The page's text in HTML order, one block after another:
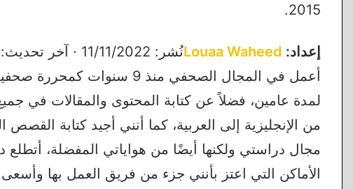
2015.
إعداد: Louaa Waheedنُشر: 11/11/2022 · آخر تحديث: 15/11/2023
أعمل في المجال الصحفي منذ
لمدة عامين، فضلاً عن كتابة المحتوى والمقالات في
من الإنجليزية إلى العربية، كما أنني أجيد كتابة
مجال دراستي ولكنها أيضًا من هواياتي المفضلة،
الأماكن التي اعتز بأنني جزء من فريق العمل بها